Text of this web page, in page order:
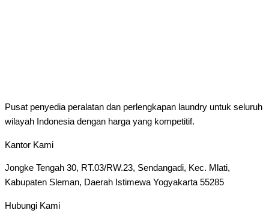
Pusat penyedia peralatan dan perlengkapan laundry untuk seluruh
wilayah Indonesia dengan harga yang kompetitif.
Kantor Kami
Jongke Tengah 30, RT.03/RW.23, Sendangadi, Kec. Mlati,
Kabupaten Sleman, Daerah Istimewa Yogyakarta 55285
Hubungi Kami